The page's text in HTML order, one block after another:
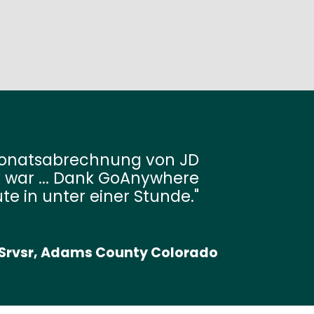
von JD
... Dank GoAnywhere
in unter einer Stunde.
Adams County Colorado